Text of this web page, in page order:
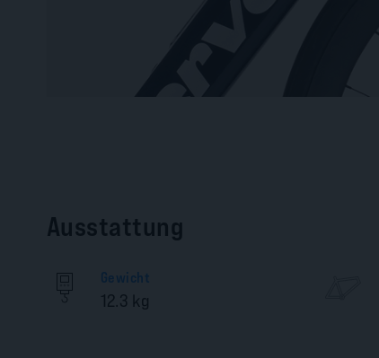
Ausstattung
Gewicht
12.3 kg